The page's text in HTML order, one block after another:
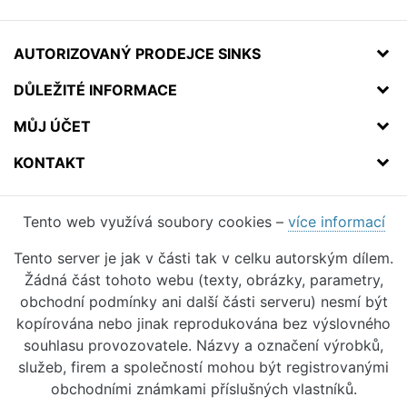
AUTORIZOVANÝ PRODEJCE SINKS
DŮLEŽITÉ INFORMACE
MŮJ ÚČET
KONTAKT
Tento web využívá soubory cookies – více informací
Tento server je jak v části tak v celku autorským dílem.
Žádná část tohoto webu (texty, obrázky, parametry,
obchodní podmínky ani další části serveru) nesmí být
kopírována nebo jinak reprodukována bez výslovného
souhlasu provozovatele. Názvy a označení výrobků,
služeb, firem a společností mohou být registrovanými
obchodními známkami příslušných vlastníků.